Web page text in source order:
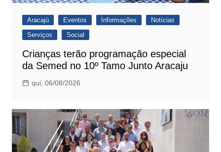
Aracajú Eventos Informações
Notícias
Serviços
Social
Crianças terão programação especial
da Semed no 10º Tamo Junto Aracaju
qui, 06/08/2026